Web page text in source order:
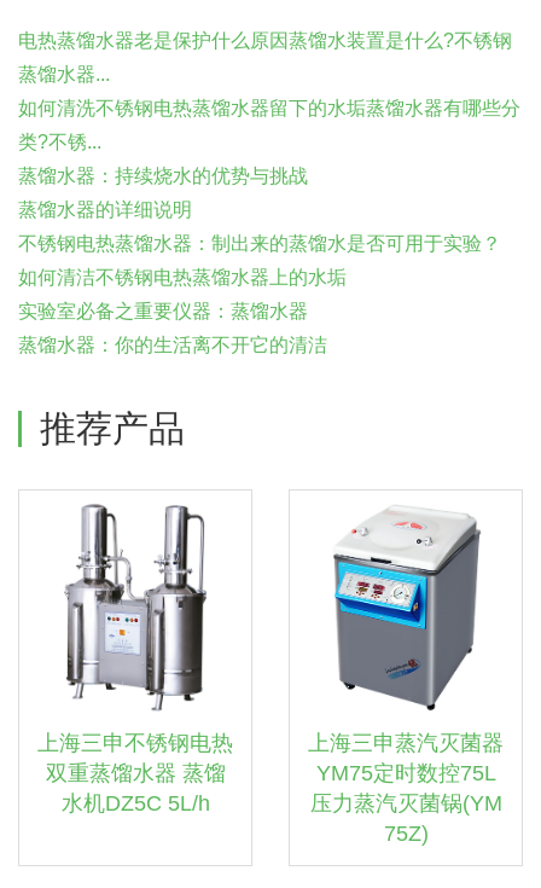
电热蒸馏水器老是保护什么原因蒸馏水装置是什么?不锈钢
蒸馏水器...
如何清洗不锈钢电热蒸馏水器留下的水垢蒸馏水器有哪些分
类?不锈...
蒸馏水器：持续烧水的优势与挑战
蒸馏水器的详细说明
不锈钢电热蒸馏水器：制出来的蒸馏水是否可用于实验？
如何清洁不锈钢电热蒸馏水器上的水垢
实验室必备之重要仪器：蒸馏水器
蒸馏水器：你的生活离不开它的清洁
推荐产品
上海三申不锈钢电热
双重蒸馏水器 蒸馏
水机DZ5C 5L/h
上海三申蒸汽灭菌器
YM75定时数控75L
压力蒸汽灭菌锅(YM
75Z)